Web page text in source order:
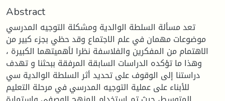
Abstract
تعد مسألة السلطة الوالدية ومشكلة التوجيه المدرسي
موضوعات مهمان في علم الاجتماع وقد حظي بجزء كبير من
الاهتمام من المفكرين والفلاسفة نظرا لأهميتهما الكبيرة ،
وهذا ما تؤكده الدراسات السابقة المرفقة ببحثنا و تهدف
دراستنا إلى الوقوف على تحديد أثر السلطة الوالدية سي
للأبناء على عملية التوجيه المدرسي في مرحلة التعليم